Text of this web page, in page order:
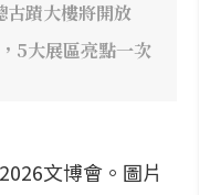
古蹟大樓將開放
5大展區亮點一次